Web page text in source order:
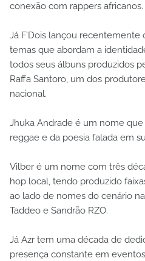
conexão com rappers africanos.
Já F’Dois lançou
temas que abordam a
todos seus álbuns produzidos
Raffa Santoro, um dos
nacional.
Jhuka Andrade é um nome
reggae e da poesia falada em
Vilber é um nome com três
hop local, tendo produzido
ao lado de nomes do cenário
Taddeo e Sandrão RZO.
Já Azr tem uma década de
presença constante em